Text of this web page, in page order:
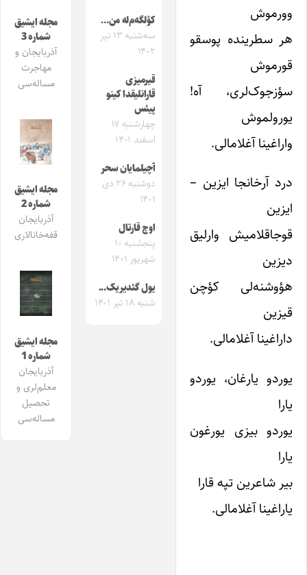
وورموش
هر سطرینده پوسقو
قورموش
سؤزجوک‌لری، آه!
یورولموش
واراغینا آغلامالی.
درد آرخانجا ایزین –
ایزین
قوجاقلامیش وارلیق
دیزین
هؤوشنه‌لی کؤچن
قیزین
داراغینا آغلامالی.
یوردو یارغان، یوردو
یارا
یوردو بیزی یورغون
یارا
بیر شاعرین تپه قارا
یاراغینا آغلامالی.
کؤلگه‌م‌له من…
سه‌شنبه ۱۳ تیر
۱۴۰۲
قیرمیزی
قارانلیقدا کینو
پیئس
چهارشنبه ۱۷
اسفند ۱۴۰۱
آچیلمایان سحر
دوشنبه ۲۶ دی
۱۴۰۱
اوچ قارتال
پنجشنبه ۱۰
شهریور ۱۴۰۱
یول گئدیریک..‌.
شنبه ۱۸ تیر ۱۴۰۱
مجله ایشیق
شماره 3
آذربایجان و
مهاجرت
مساله‌سی
مجله ایشیق
شماره 2
آذربایجان
قفه‌خانالاری
مجله ایشیق
شماره 1
آذربایجان
معلم‌لری و
تحصیل
مساله‌سی